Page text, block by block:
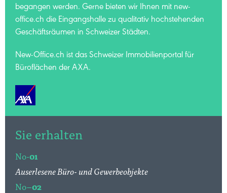
begangen werden. Gerne bieten wir Ihnen mit new-
office.ch die Eingangshalle zu qualitativ hochstehenden
Geschäftsräumen in Schweizer Städten.
New-Office.ch ist das Schweizer Immobilienportal für
Büroflächen der AXA.
Sie erhalten
No-01
Auserlesene Büro- und Gewerbeobjekte
No–02